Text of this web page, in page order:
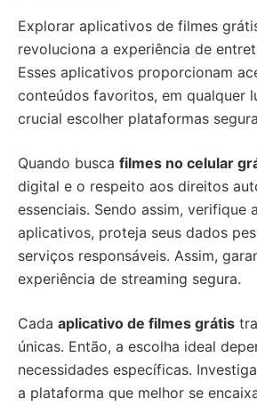
Explorar aplicativos de filmes
revoluciona a experiência de
Esses aplicativos proporcionam
conteúdos favoritos, em qualquer
crucial escolher plataformas
Quando busca filmes no celular
digital e o respeito aos direitos
essenciais. Sendo assim, verifique
aplicativos, proteja seus dados
serviços responsáveis. Assim,
experiência de streaming segura.
Cada aplicativo de filmes grátis
únicas. Então, a escolha ideal
necessidades específicas.
a plataforma que melhor se